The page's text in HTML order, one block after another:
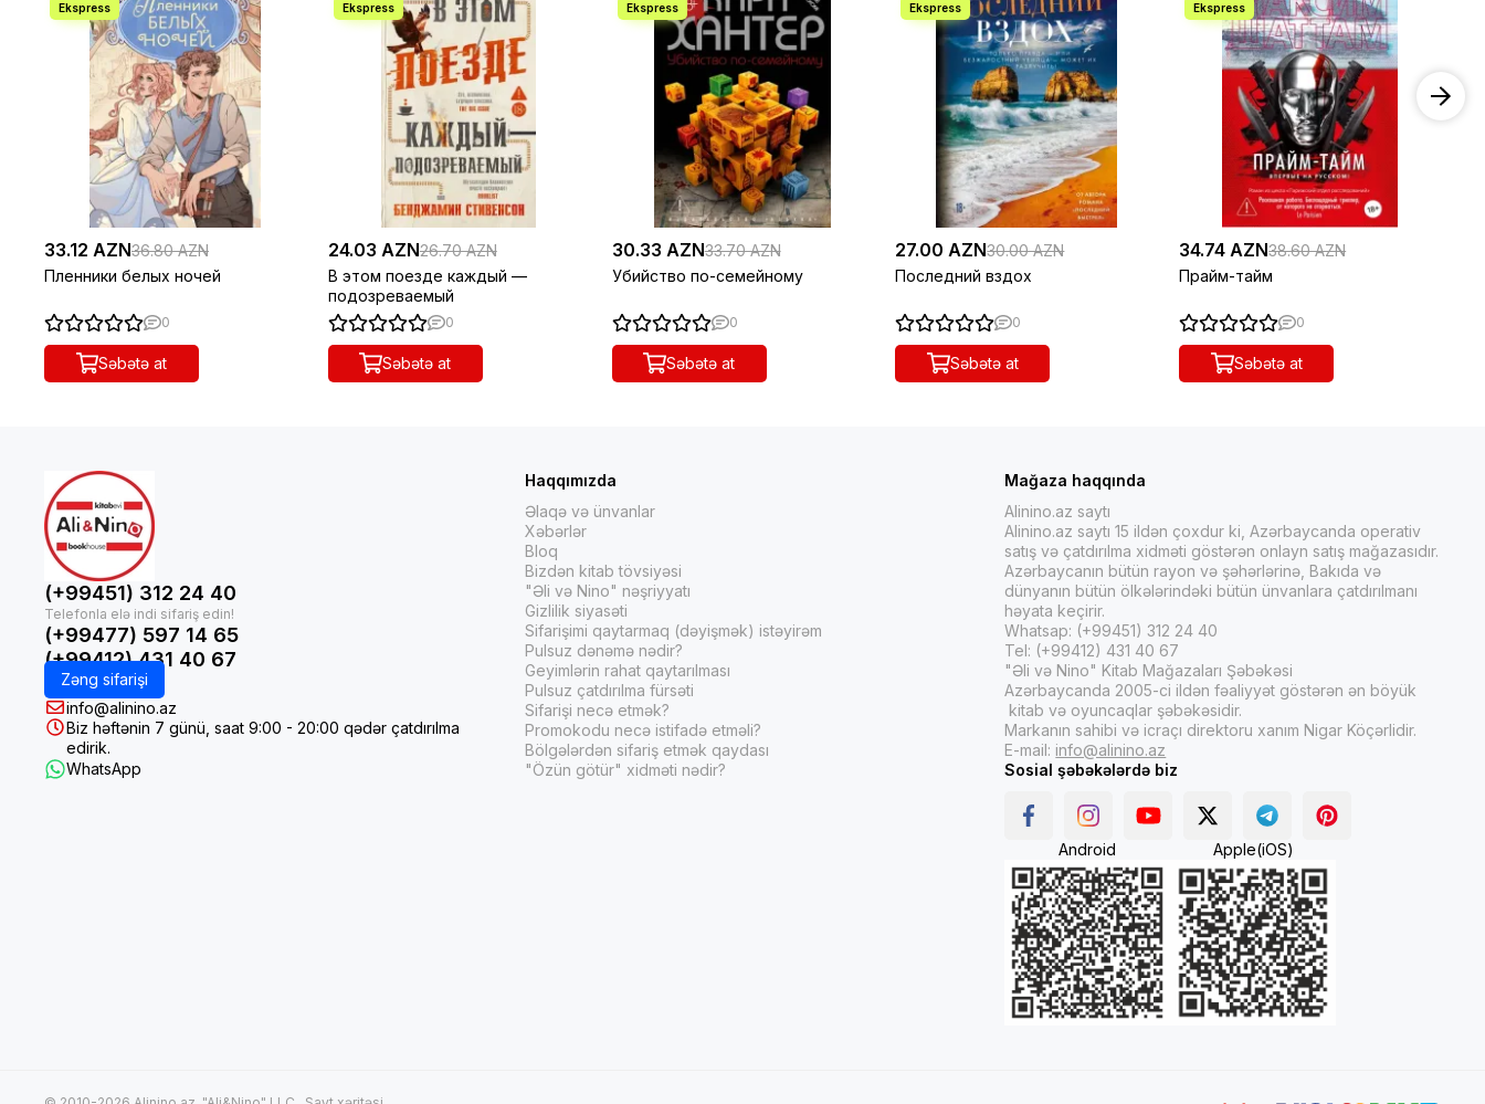
33.12 AZN36.80 AZN
Пленники белых ночей
0
Səbətə at
24.03 AZN26.70 AZN
В этом поезде каждый —
подозреваемый
0
Səbətə at
30.33 AZN33.70 AZN
Убийство по-семейному
0
Səbətə at
27.00 AZN30.00 AZN
Последний вздох
0
Səbətə at
34.74 AZN38.60 AZN
Прайм-тайм
0
Səbətə at
(+99451) 312 24 40
(+99477) 597 14 65
(+99412) 431 40 67
Zəng sifarişi
info@alinino.az
Biz həftənin 7 günü, saat 9:00 - 20:00 qədər çatdırılma
edirik.
WhatsApp
Haqqımızda
Əlaqə və ünvanlar
Xəbərlər
Bloq
Bizdən kitab tövsiyəsi
"Əli və Nino" nəşriyyatı
Gizlilik siyasəti
Sifarişimi qaytarmaq (dəyişmək) istəyirəm
Pulsuz dənəmə nədir?
Geyimlərin rahat qaytarılması
Pulsuz çatdırılma fürsəti
Sifarişi necə etmək?
Promokodu necə istifadə etməli?
Bölgələrdən sifariş etmək qaydası
"Özün götür" xidməti nədir?
Mağaza haqqında
Alinino.az saytı
Alinino.az saytı 15 ildən çoxdur ki, Azərbaycanda operativ
satış və çatdırılma xidməti göstərən onlayn satış mağazasıdır.
Azərbaycanın bütün rayon və şəhərlərinə, Bakıda və
dünyanın bütün ölkələrindəki bütün ünvanlara çatdırılmanı
həyata keçirir.
Whatsap: (+99451) 312 24 40
Tel: (+99412) 431 40 67
"Əli və Nino" Kitab Mağazaları Şəbəkəsi
Azərbaycanda 2005-ci ildən fəaliyyət göstərən ən böyük
kitab və oyuncaqlar şəbəkəsidir.
Markanın sahibi və icraçı direktoru xanım Nigar Köçərlidir.
E-mail: info@alinino.az
Sosial şəbəkələrdə biz
Android Apple(iOS)